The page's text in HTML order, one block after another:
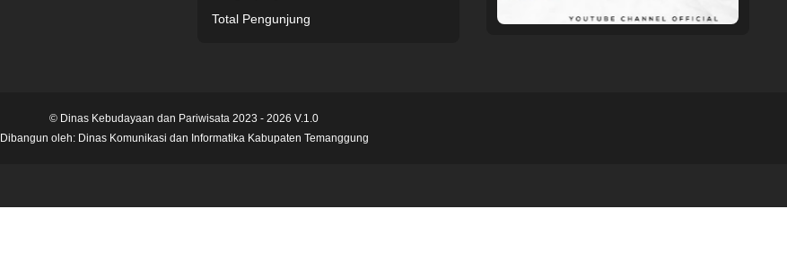
Total Pengunjung
© Dinas Kebudayaan dan Pariwisata 2023 - 2026 V.1.0
Dibangun oleh: Dinas Komunikasi dan Informatika Kabupaten Temanggung